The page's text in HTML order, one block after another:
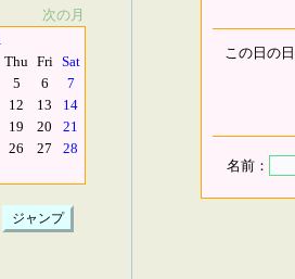
次の月
Thu Fri Sat
5 6
7
12 13
14
19 20
21
26 27
28
この日の
名前：